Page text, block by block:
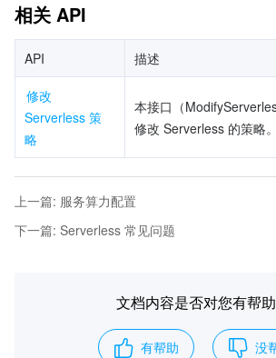
相关 API
API 描述
修改
Serverless 策
略
本接口（
修改 Serverless 的策略。
上一篇: 服务算力配置
下一篇: Serverless 常见问题
文档内容是否对您有帮
有帮助 没